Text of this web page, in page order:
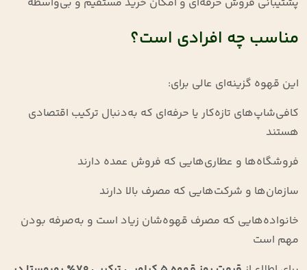
مناسب چه افرادی است؟
این قهوه گزینه‌ای عالی برای:
کافی‌شاپ‌های تازه‌کار یا حرفه‌ای که به‌دنبال ترکیب اقتصادی
هستند
فروشگاه‌ها و عطاری‌هایی که فروش عمده دارند
سازمان‌ها و شرکت‌هایی که مصرف بالا دارند
خانواده‌هایی که مصرف قهوه‌شان زیاد است و به‌صرفه بودن
مهم است